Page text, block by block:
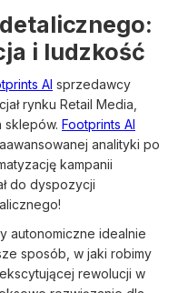
i ludzkość
AI sprzedawcy
rynku Retail Media,
sklepów. Footprints AI
analityki po
kampanii
do dyspozycji
autonomiczne idealnie
sposób, w jaki robimy
rewolucji w